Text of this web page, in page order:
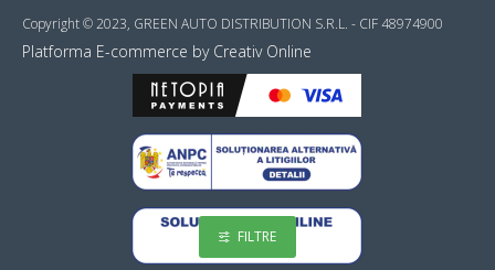
Copyright © 2023, GREEN AUTO DISTRIBUTION S.R.L. - CIF 48974900
Platforma E-commerce by Creativ Online
FILTRE